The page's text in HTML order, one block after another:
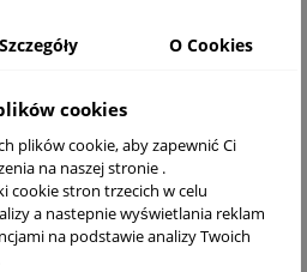
REALNE
Szczegóły O Cookies
cookies
plików cookie, aby zapewnić Ci
na naszej stronie .
cookie stron trzecich w celu
a nastepnie wyświetlania reklam
na podstawie analizy Twoich